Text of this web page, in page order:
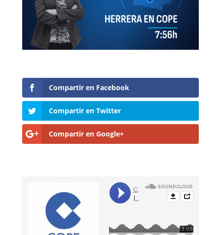
Compartir en Facebook
Compartir en Twitter
Compartir en Google+